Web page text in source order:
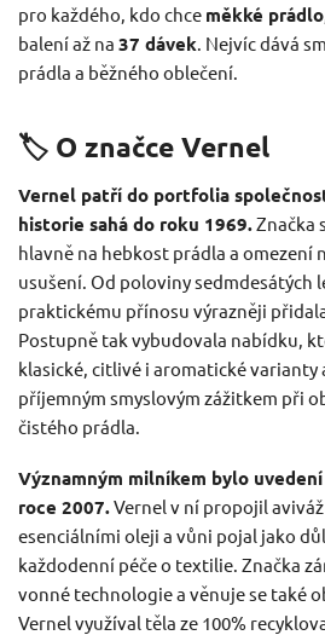
pro každého, kdo chce měkké prádlo
balení až na 37 dávek . Nejvíc dává
prádla a běžného oblečení.
🏷️ O značce Vernel
Vernel patří do portfolia
historie sahá do roku 1969.Značka
hlavně na hebkost prádla a omezení
usušení. Od poloviny sedmdesátých
praktickému přínosu výrazněji
Postupně tak vybudovala nabídku,
klasické, citlivé i aromatické varianty
příjemným smyslovým zážitkem při
čistého prádla.
Významným milníkem bylo
roce 2007.Vernel v ní propojil
esenciálními oleji a vůni pojal jako
každodenní péče o textilie. Značka
vonné technologie a věnuje se také
Vernel využíval těla ze 100%